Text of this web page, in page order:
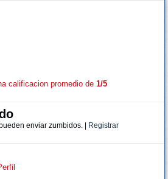
calificacion promedio de 1/5
enviar zumbidos. | Registrar